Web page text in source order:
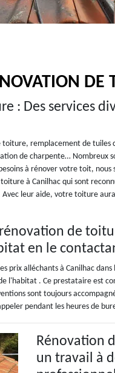
: Des services
remplacement de tuiles
de charpente… Nombreux
à rénover votre toit, nous
à Canilhac qui sont
leur aide, votre toiture
de
en le
prix alléchants à Canilhac
l'habitat . Ce prestataire est
sont toujours
pendant les heures de
Rénovation
un travail à